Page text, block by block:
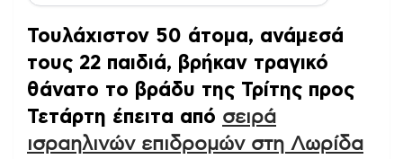
Τουλάχιστον 50 άτομα, ανάμεσά
τους 22 παιδιά, βρήκαν τραγικό
θάνατο το βράδυ της Τρίτης προς
Τετάρτη έπειτα από σειρά
ισραηλινών επιδρομών στη Λωρίδα